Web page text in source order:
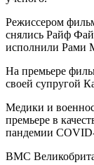
Режиссером
снялись Райф
исполнили Рами
На премьере
своей супругой
Медики и
премьере в
пандемии
ВМС